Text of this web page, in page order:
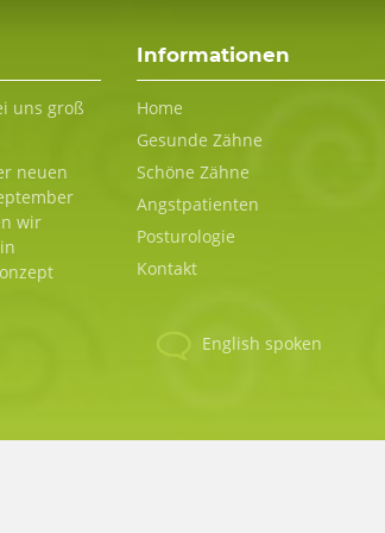
uns groß
neuen
wir
Informationen
Navigation
überspringen
Home
Gesunde Zähne
Schöne Zähne
Angstpatienten
Posturologie
Kontakt
English spoken